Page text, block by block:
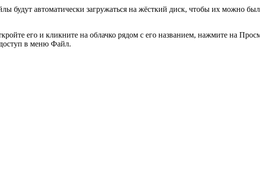
будут автоматически загружаться на жёсткий диск, чтобы их можно
его и кликните на облачко рядом с его названием, нажмите на
в меню Файл.